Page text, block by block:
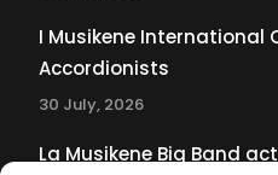
I Musikene International
Accordionists
30 July, 2026
La Musikene Big Band